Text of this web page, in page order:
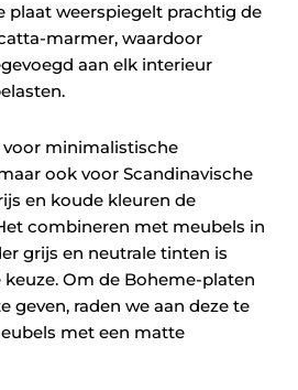
plaat weerspiegelt prachtig de
marmer, waardoor
aan elk interieur
minimalistische
ook voor Scandinavische
en koude kleuren de
combineren met meubels in
grijs en neutrale tinten is
Om de Boheme-platen
geven, raden we aan deze te
met een matte